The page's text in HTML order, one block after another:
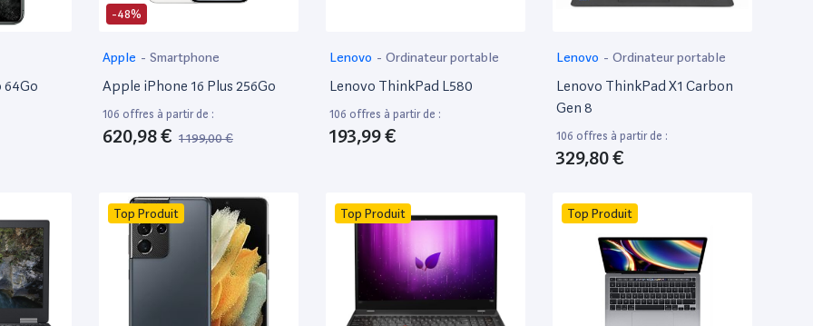
64Go
-48%
Apple - Smartphone
Apple iPhone 16 Plus 256Go
106 offres à partir de :
620,98 € 1 199,00 €
Lenovo - Ordinateur portable
Lenovo ThinkPad L580
106 offres à partir de :
193,99 €
Lenovo - Ordinateur portable
Lenovo ThinkPad X1 Carbon
Gen 8
106 offres à partir de :
329,80 €
Top Produit Top Produit Top Produit